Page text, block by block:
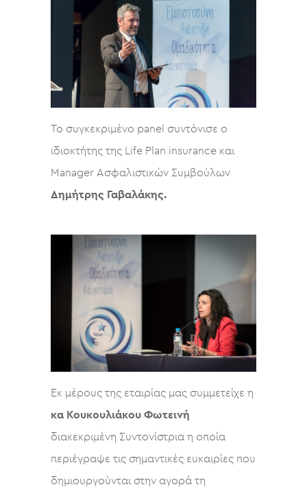
Το συγκεκριμένο panel συντόνισε ο
ιδιοκτήτης της Life Plan insurance και
Manager Ασφαλιστικών Συμβούλων
Δημήτρης Γαβαλάκης.
Εκ μέρους της εταιρίας μας συμμετείχε η
κα Κουκουλιάκου Φωτεινή
διακεκριμένη Συντονίστρια η οποία
περιέγραψε τις σημαντικές ευκαιρίες που
δημιουργούνται στην αγορά τη